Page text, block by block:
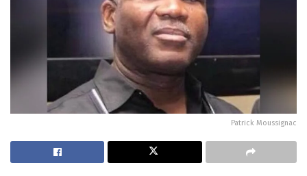
Patrick Moussignac